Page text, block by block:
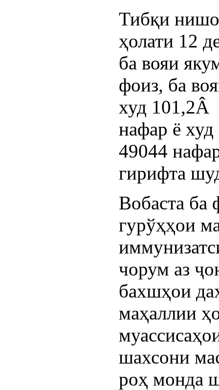
Тибқи
ҳолати 12
ба вояи
фоиз, ба
худ 101,2Â
нафар ё
49044
гирифта
Вобаста ба
гурўҳҳои
чорум аз
бахшҳои
маҳаллии
шахсони
роҳ монда